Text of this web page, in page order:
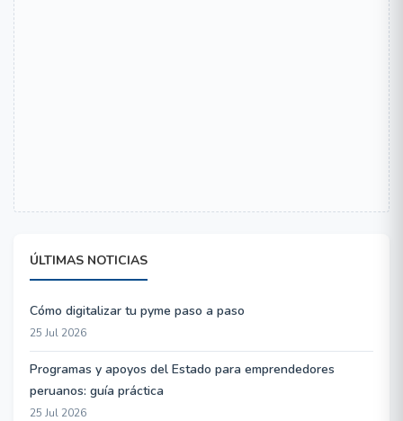
ÚLTIMAS NOTICIAS
Cómo digitalizar tu pyme paso a paso
25 Jul 2026
Programas y apoyos del Estado para emprendedores
peruanos: guía práctica
25 Jul 2026